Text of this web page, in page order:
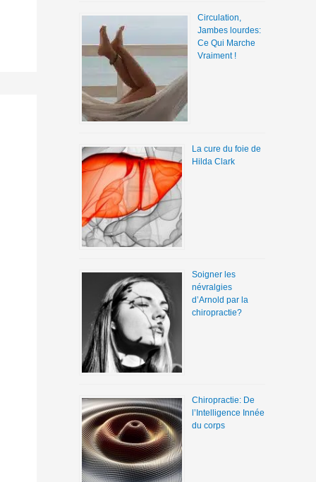
Circulation,
Jambes lourdes:
Ce Qui Marche
Vraiment !
La cure du foie de
Hilda Clark
Soigner les
névralgies
d’Arnold par la
chiropractie?
Chiropractie: De
l’Intelligence Innée
du corps